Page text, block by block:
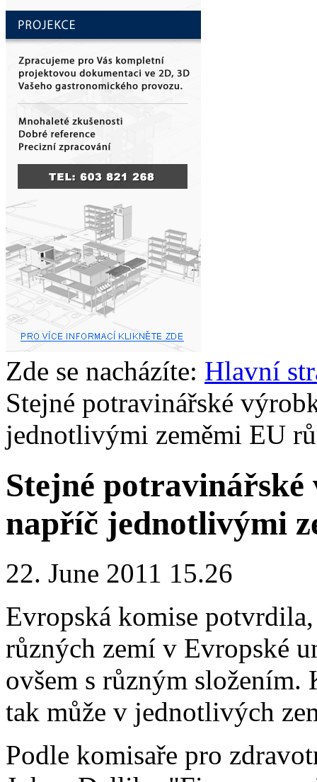
Zde se nacházíte: Hlavní
Stejné potravinářské
jednotlivými zeměmi EU
Stejné
napříč jednotlivými
22. June 2011 15.26
Evropská komise
různých zemí v Evropské
ovšem s různým
tak může v jednotlivých
Podle komisaře pro